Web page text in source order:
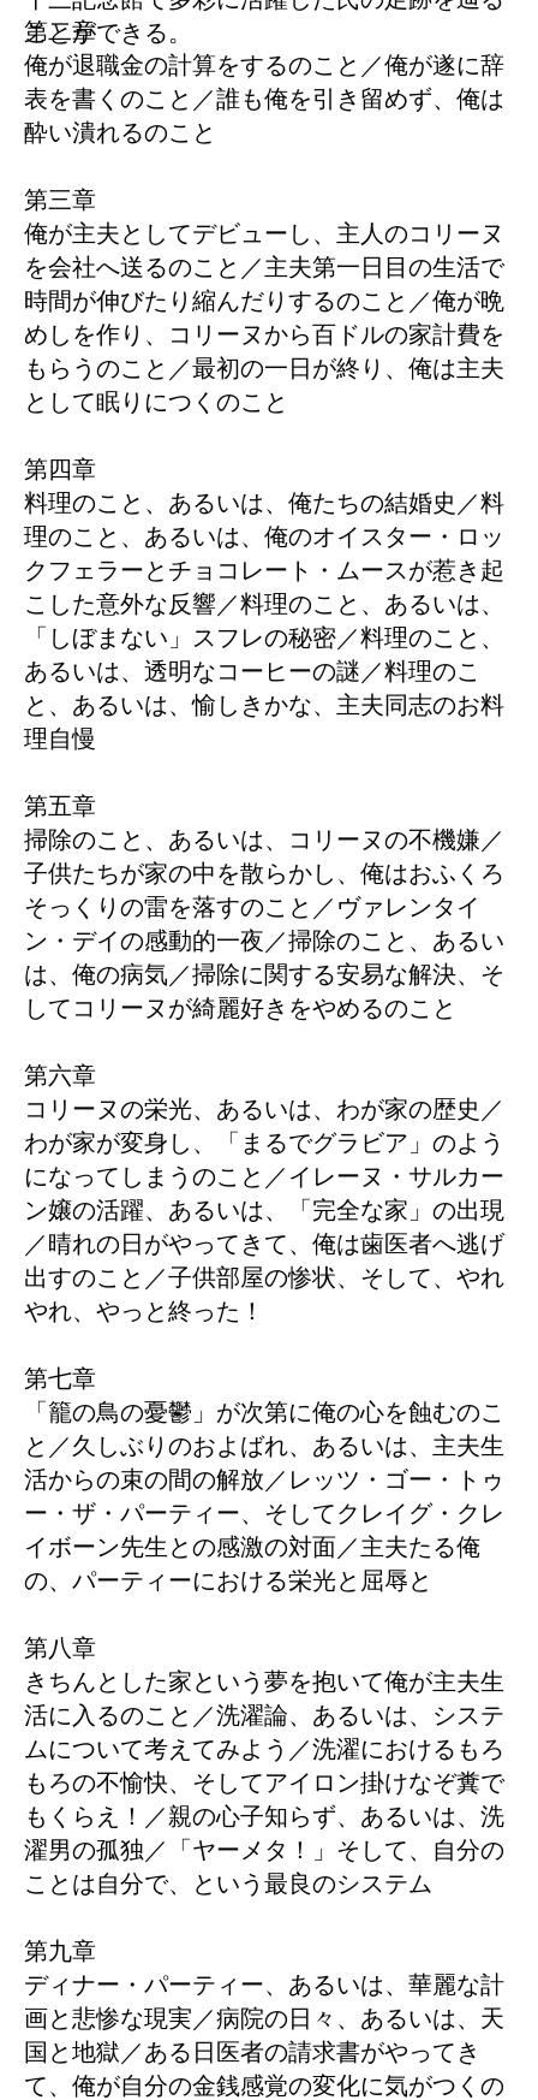
ことができる。
第二章
俺が退職金の計算をするのこと／俺が遂に辞
表を書くのこと／誰も俺を引き留めず、俺は
酔い潰れるのこと
第三章
俺が主夫としてデビューし、主人のコリーヌ
を会社へ送るのこと／主夫第一日目の生活で
時間が伸びたり縮んだりするのこと／俺が晩
めしを作り、コリーヌから百ドルの家計費を
もらうのこと／最初の一日が終り、俺は主夫
として眠りにつくのこと
第四章
料理のこと、あるいは、俺たちの結婚史／料
理のこと、あるいは、俺のオイスター・ロッ
クフェラーとチョコレート・ムースが惹き起
こした意外な反響／料理のこと、あるいは、
「しぼまない」スフレの秘密／料理のこと、
あるいは、透明なコーヒーの謎／料理のこ
と、あるいは、愉しきかな、主夫同志のお料
理自慢
第五章
掃除のこと、あるいは、コリーヌの不機嫌／
子供たちが家の中を散らかし、俺はおふくろ
そっくりの雷を落すのこと／ヴァレンタイ
ン・デイの感動的一夜／掃除のこと、あるい
は、俺の病気／掃除に関する安易な解決、そ
してコリーヌが綺麗好きをやめるのこと
第六章
コリーヌの栄光、あるいは、わが家の歴史／
わが家が変身し、「まるでグラビア」のよう
になってしまうのこと／イレーヌ・サルカー
ン嬢の活躍、あるいは、「完全な家」の出現
／晴れの日がやってきて、俺は歯医者へ逃げ
出すのこと／子供部屋の惨状、そして、やれ
やれ、やっと終った！
第七章
「籠の鳥の憂鬱」が次第に俺の心を蝕むのこ
と／久しぶりのおよばれ、あるいは、主夫生
活からの束の間の解放／レッツ・ゴー・トゥ
ー・ザ・パーティー、そしてクレイグ・クレ
イボーン先生との感激の対面／主夫たる俺
の、パーティーにおける栄光と屈辱と
第八章
きちんとした家という夢を抱いて俺が主夫生
活に入るのこと／洗濯論、あるいは、システ
ムについて考えてみよう／洗濯におけるもろ
もろの不愉快、そしてアイロン掛けなぞ糞で
もくらえ！／親の心子知らず、あるいは、洗
濯男の孤独／「ヤーメタ！」そして、自分の
ことは自分で、という最良のシステム
第九章
ディナー・パーティー、あるいは、華麗な計
画と悲惨な現実／病院の日々、あるいは、天
国と地獄／ある日医者の請求書がやってき
て、俺が自分の金銭感覚の変化に気がつくの